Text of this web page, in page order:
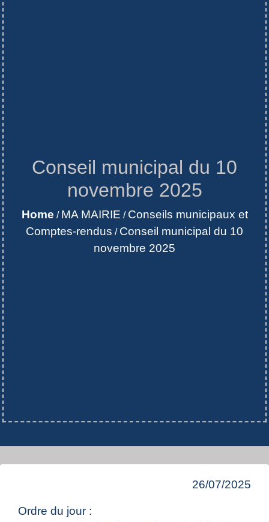
Conseil municipal du 10
novembre 2025
Home / MA MAIRIE / Conseils municipaux et
Comptes-rendus / Conseil municipal du 10
novembre 2025
26/07/2025
Ordre du jour :